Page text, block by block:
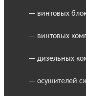
— винтовых
— винтовых
— дизельных
— осушителей